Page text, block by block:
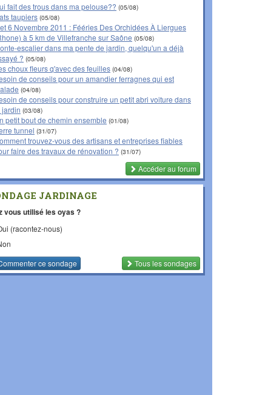
fait des trous dans ma pelouse?? (05/08)
taupiers (05/08)
6 Novembre 2011 : Fééries Des Orchidées À Liergues
à 5 km de Villefranche sur Saône (05/08)
escalier dans ma pente de jardin, quelqu'un a déjà
? (05/08)
choux fleurs q'avec des feuilles (04/08)
de conseils pour un amandier ferragnes qui est
(04/08)
de conseils pour construire un petit abri voiture dans
jardin (03/08)
petit bout de chemin ensemble (01/08)
tunnel (31/07)
trouvez-vous des artisans et entreprises fiables
faire des travaux de rénovation ? (31/07)
Accéder au forum
JARDINAGE
vous utilisé les oyas ?
(racontez-nous)
ce sondage Tous les sondages